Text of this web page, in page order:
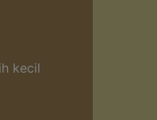
kecil